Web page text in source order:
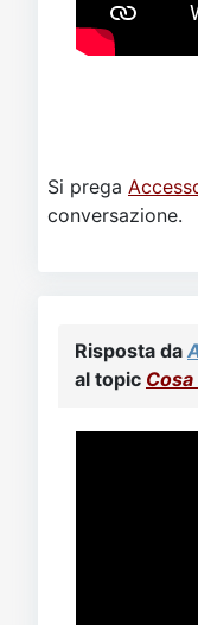
Si prega
conversazione.
Risposta da
al topic